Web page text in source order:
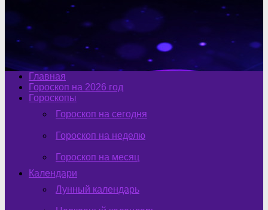
Главная
Гороскоп на 2026 год
Гороскопы
Гороскоп на сегодня
Гороскоп на неделю
Гороскоп на месяц
Календари
Лунный календарь